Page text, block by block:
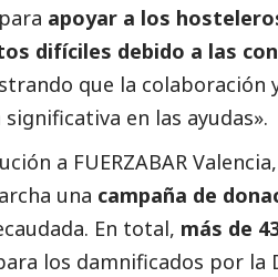
apoyar a los
difíciles debido a las
que la colaboración
en las ayudas».
a FUERZABAR
una campaña de
En total, más de
los damnificados por la